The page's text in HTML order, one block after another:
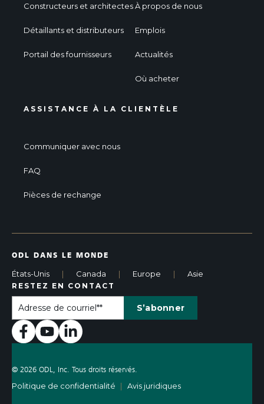
Constructeurs et architectes
Détaillants et distributeurs
Portail des fournisseurs
ASSISTANCE À LA CLIENTÈLE
Communiquer avec nous
FAQ
Pièces de rechange
À propos de nous
Emplois
Actualités
Où acheter
ODL DANS LE MONDE
États-Unis | Canada | Europe | Asie
RESTEZ EN CONTACT
© 2026 ODL, Inc. Tous droits réservés.
Politique de confidentialité | Avis juridiques